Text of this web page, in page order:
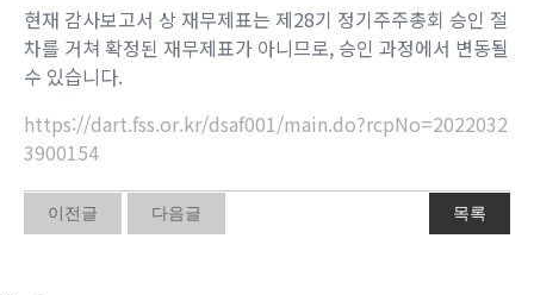
현재 감사보고서 상 재무제표는 제28기 정기주주총회 승인 절
차를 거쳐 확정된 재무제표가 아니므로, 승인 과정에서 변동될
수 있습니다.
https://dart.fss.or.kr/dsaf001/main.do?rcpNo=2022032
3900154
이전글 다음글 목록